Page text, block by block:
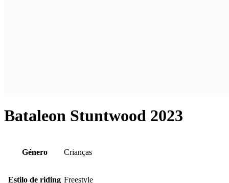
Bataleon Stuntwood 2023
Género Crianças
Estilo de riding Freestyle